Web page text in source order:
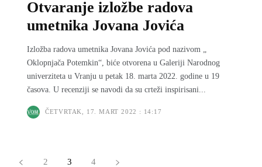
Otvaranje izložbe radova
umetnika Jovana Jovića
Izložba radova umetnika Jovana Jovića pod nazivom „
Oklopnjača Potemkin“, biće otvorena u Galeriji Narodnog
univerziteta u Vranju u petak 18. marta 2022. godine u 19
časova. U recenziji se navodi da su crteži inspirisani...
ČETVRTAK, 17. MART 2022 : 14:17
2 3 4